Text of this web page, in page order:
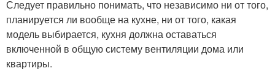
Следует правильно понимать, что независимо ни от того,
планируется ли вообще на кухне, ни от того, какая
модель выбирается, кухня должна оставаться
включенной в общую систему вентиляции дома или
квартиры.